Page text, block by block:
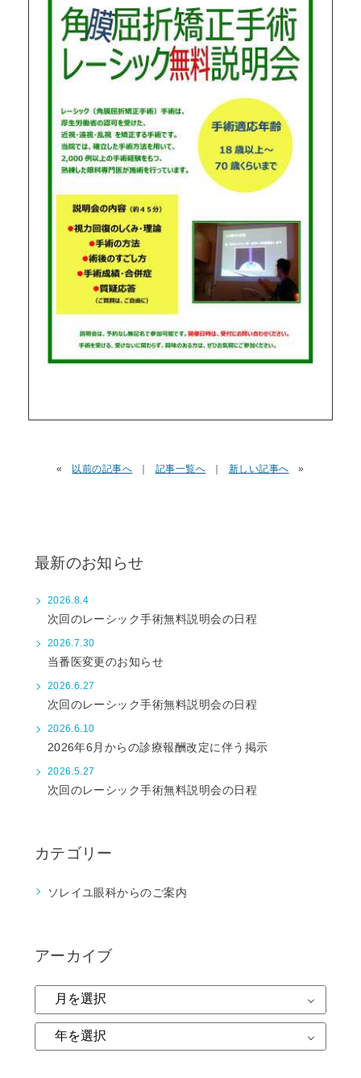
« 以前の記事へ ｜ 記事一覧へ ｜ 新しい記事へ »
最新のお知らせ
2026.8.4
次回のレーシック手術無料説明会の日程
2026.7.30
当番医変更のお知らせ
2026.6.27
次回のレーシック手術無料説明会の日程
2026.6.10
2026年6月からの診療報酬改定に伴う掲示
2026.5.27
次回のレーシック手術無料説明会の日程
カテゴリー
ソレイユ眼科からのご案内
アーカイブ